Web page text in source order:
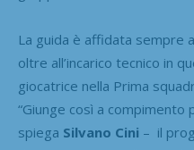
La guida è affidata sempre
oltre all’incarico tecnico in
giocatrice nella Prima
“Giunge così a compimento
spiega Silvano Cini – il